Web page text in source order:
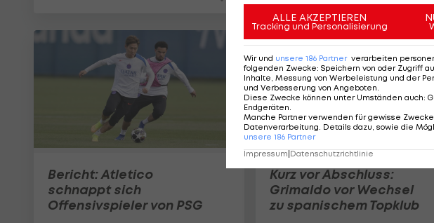
Bericht: Atletico
schnappt sich
Offensivspieler von PSG
Kurz vor Abschluss:
Grimaldo vor Wechsel
zu spanischem Topklub
ALLE AKZEPTIEREN
Tracking und Personalisierung
Wir und unsere 186 Partner verarbeiten
folgenden Zwecke: Speichern von oder Zugriff
Inhalte, Messung von Werbeleistung und der
und Verbesserung von Angeboten.
Diese Zwecke können unter Umständen auch:
Endgeräten.
Manche Partner verwenden für gewisse
Datenverarbeitung. Details dazu, sowie die
unsere 186 Partner
Impressum Datenschutzrichtlinie